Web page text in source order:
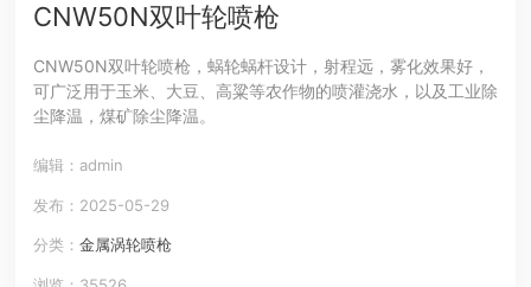
CNW50N双叶轮喷枪
CNW50N双叶轮喷枪，蜗轮蜗杆设计，射程远，雾化效果好，
可广泛用于玉米、大豆、高粱等农作物的喷灌浇水，以及工业除
尘降温，煤矿除尘降温。
编辑：admin
发布：2025-05-29
分类： 金属涡轮喷枪